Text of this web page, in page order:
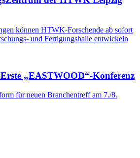
können HTWK-Forschende ab sofort
und Fertigungshalle entwickeln
„EASTWOOD“-Konferenz
für neuen Branchentreff am 7./8.